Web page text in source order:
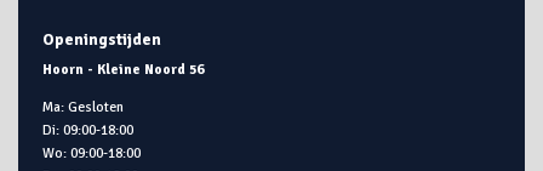
Openingstijden
Hoorn - Kleine Noord 56
Ma: Gesloten
Di: 09:00-18:00
Wo: 09:00-18:00